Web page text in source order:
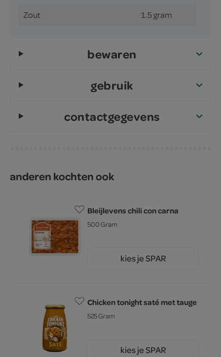
Zout 1.5 gram
bewaren
gebruik
contactgegevens
anderen kochten ook
Bleijlevens chili con carna
500 Gram
kies je SPAR
Chicken tonight saté met tauge
525 Gram
kies je SPAR